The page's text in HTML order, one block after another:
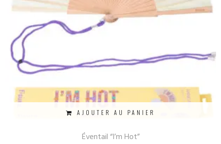
AJOUTER AU PANIER
Éventail “I’m Hot”